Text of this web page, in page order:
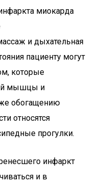
миокарда
и дыхательная
пациенту могут
которые
мышцы и
обогащению
относятся
прогулки.
инфаркт
и в